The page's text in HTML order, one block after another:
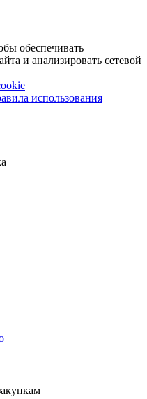
обеспечивать
и анализировать сетевой
использования